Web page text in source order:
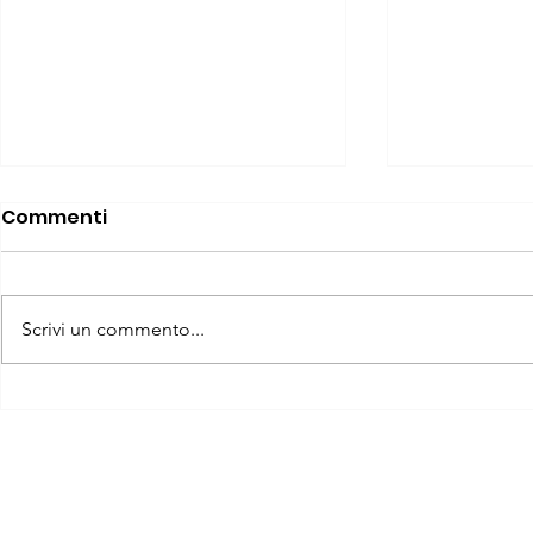
Commenti
Scrivi un commento...